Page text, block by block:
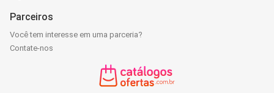
Parceiros
Você tem interesse em uma parceria?
Contate-nos